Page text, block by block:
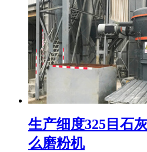
生产细度325目石
么磨粉机